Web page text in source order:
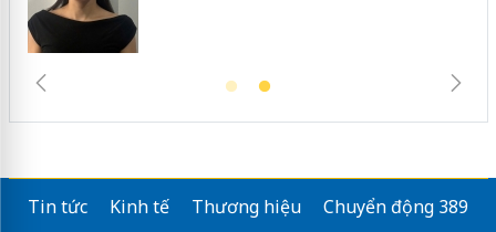
Tin tức Kinh tế Thương hiệu
Chuyển động 389